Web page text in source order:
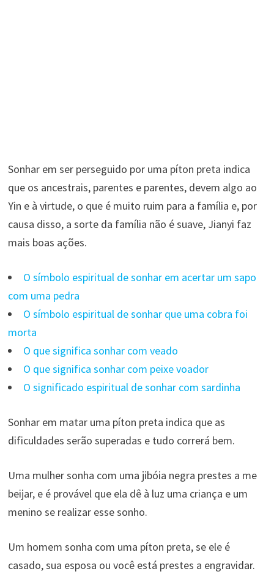
Sonhar em ser perseguido por uma píton preta indica
que os ancestrais, parentes e parentes, devem algo ao
Yin e à virtude, o que é muito ruim para a família e, por
causa disso, a sorte da família não é suave, Jianyi faz
mais boas ações.
O símbolo espiritual de sonhar em acertar um sapo
com uma pedra
O símbolo espiritual de sonhar que uma cobra foi
morta
O que significa sonhar com veado
O que significa sonhar com peixe voador
O significado espiritual de sonhar com sardinha
Sonhar em matar uma píton preta indica que as
dificuldades serão superadas e tudo correrá bem.
Uma mulher sonha com uma jibóia negra prestes a me
beijar, e é provável que ela dê à luz uma criança e um
menino se realizar esse sonho.
Um homem sonha com uma píton preta, se ele é
casado, sua esposa ou você está prestes a engravidar.